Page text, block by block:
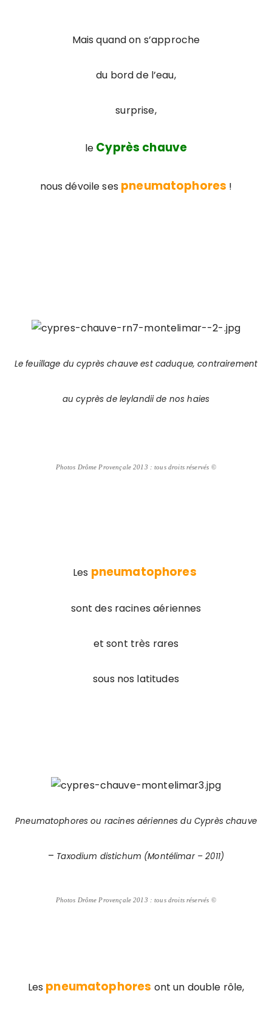
Mais quand on s’approche
du bord de l’eau,
surprise,
le Cyprès chauve
nous dévoile ses pneumatophores !
Le feuillage du cyprès chauve est caduque, contrairement
au cyprès de leylandii de nos haies
Photos Drôme Provençale 2013 : tous droits réservés ©
Les pneumatophores
sont des racines aériennes
et sont très rares
sous nos latitudes
Pneumatophores ou racines aériennes du Cyprès chauve
– Taxodium distichum (Montélimar – 2011)
Photos Drôme Provençale 2013 : tous droits réservés ©
Les pneumatophores ont un double rôle,